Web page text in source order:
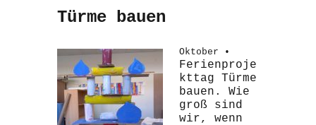
Türme bauen
Oktober •
Ferienproje
kttag Türme
bauen. Wie
groß sind
wir, wenn